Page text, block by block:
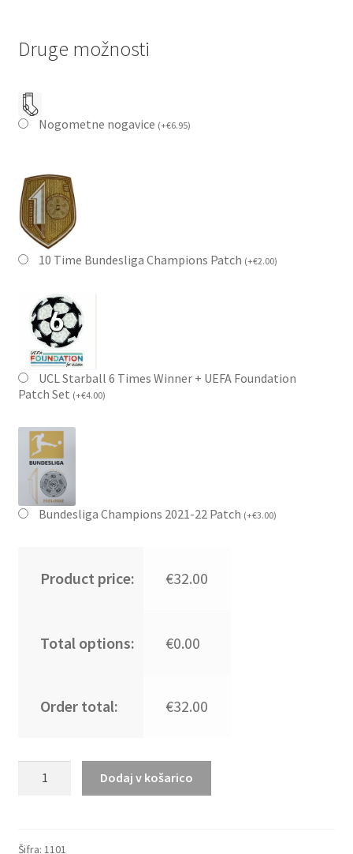
Druge možnosti
Nogometne nogavice (+€6.95)
10 Time Bundesliga Champions Patch (+€2.00)
UCL Starball 6 Times Winner + UEFA Foundation
Patch Set (+€4.00)
Bundesliga Champions 2021-22 Patch (+€3.00)
Product price: €32.00
Total options: €0.00
Order total: €32.00
dresi
Dodaj v košarico
Šifra: 1101